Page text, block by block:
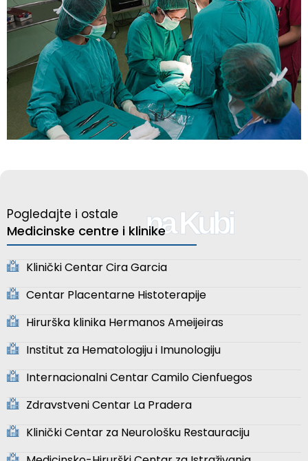
na Kubi
Pogledajte i ostale
Medicinske centre i klinike
Klinički Centar Cira Garcia
Centar Placentarne Histoterapije
Hirurška klinika Hermanos Ameijeiras
Institut za Hematologiju i Imunologiju
Internacionalni Centar Camilo Cienfuegos
Zdravstveni Centar La Pradera
Klinički Centar za Neurološku Restauraciju